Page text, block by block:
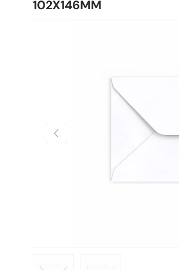
102X146MM
Prethodno